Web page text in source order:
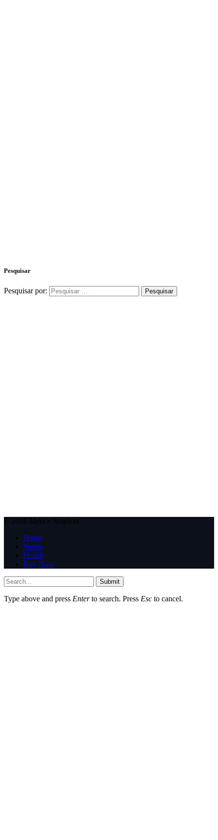
Pesquisar
Pesquisar por:
© 2026 Meio e Negócio
Home
Sports
Health
Buy Now
Submit
Type above and press Enterto search. Press Esc to cancel.